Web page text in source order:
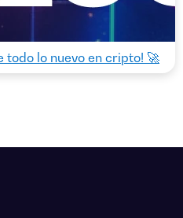
todo lo nuevo en cripto! 🚀